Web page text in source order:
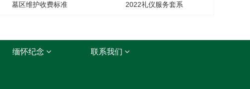
墓区维护收费标准 2022礼仪服务套系
缅怀纪念 联系我们